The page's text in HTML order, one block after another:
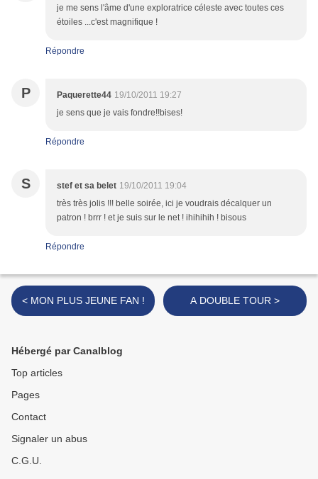
je me sens l'âme d'une exploratrice céleste avec toutes ces
étoiles ...c'est magnifique !
Répondre
P Paquerette44 19/10/2011 19:27
je sens que je vais fondre!!bises!
Répondre
S stef et sa belet 19/10/2011 19:04
très très jolis !!! belle soirée, ici je voudrais décalquer un
patron ! brrr ! et je suis sur le net ! ihihihih ! bisous
Répondre
< MON PLUS JEUNE FAN ! A DOUBLE TOUR >
Hébergé par Canalblog
Top articles
Pages
Contact
Signaler un abus
C.G.U.